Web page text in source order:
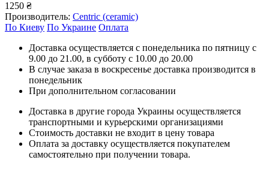
1250 ₴
Производитель: Centric (ceramic)
По Киеву По Украине Оплата
Доставка осуществляется с понедельника по пятницу с
9.00 до 21.00, в субботу с 10.00 до 20.00
В случае заказа в воскресенье доставка производится в
понедельник
При дополнительном согласовании
Доставка в другие города Украины осуществляется
транспортными и курьерскими организациями
Стоимость доставки не входит в цену товара
Оплата за доставку осуществляется покупателем
самостоятельно при получении товара.